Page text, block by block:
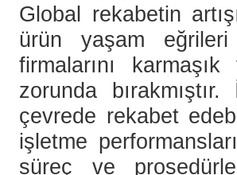
Global rekabetin
ürün yaşam
firmalarını
zorunda
çevrede rekabet
işletme
süreç ve